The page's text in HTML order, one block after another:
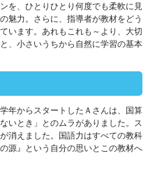
を、ひとりひとり何度でも柔軟に見
魅力。さらに、指導者が教材をどう
います。あれもこれも～より、大切
、小さいうちから自然に学習の基本
年からスタートしたＡさんは、国算
いとき」とのムラがありました。ス
消えました。国語力はすべての教科
源』という自分の思いとこの教材へ